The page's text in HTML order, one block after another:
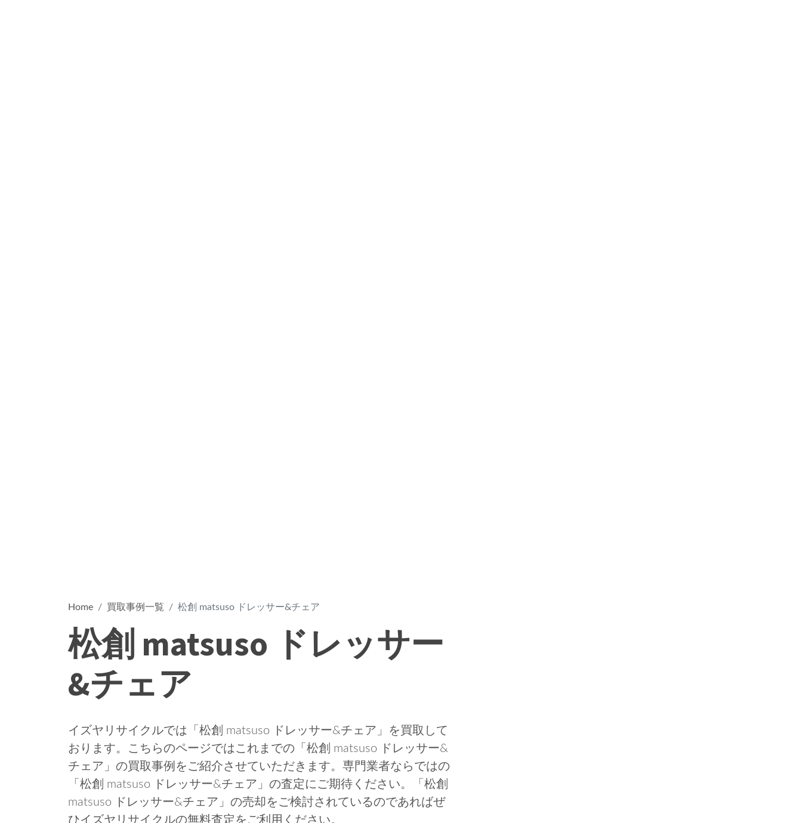
Home 買取事例一覧 松創 matsuso ドレッサー&チェア
松創 matsuso ドレッサー
&チェア
イズヤリサイクルでは「松創 matsuso ドレッサー&チェア」を買取して
おります。こちらのページではこれまでの「松創 matsuso ドレッサー&
チェア」の買取事例をご紹介させていただきます。専門業者ならではの
「松創 matsuso ドレッサー&チェア」の査定にご期待ください。「松創
matsuso ドレッサー&チェア」の売却をご検討されているのであればぜ
ひイズヤリサイクルの無料査定をご利用ください。